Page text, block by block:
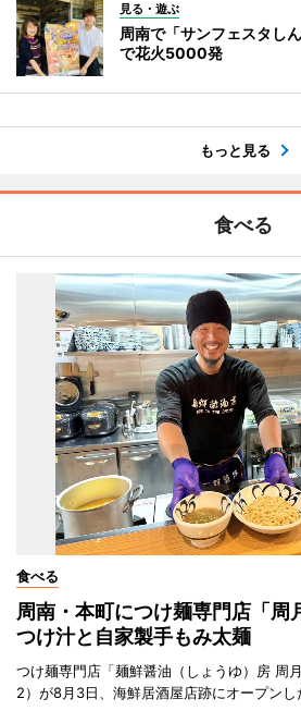
見る・遊ぶ
周南で「サンフェスタ
で花火5000発
もっと見る
食べる
食べる
周南・本町につけ麺専門店「
つけ汁と自家製手もみ太麺
つけ麺専門店「麺鮮醤油（しょうゆ）房 周
2）が8月3日、海鮮居酒屋店跡にオープンし